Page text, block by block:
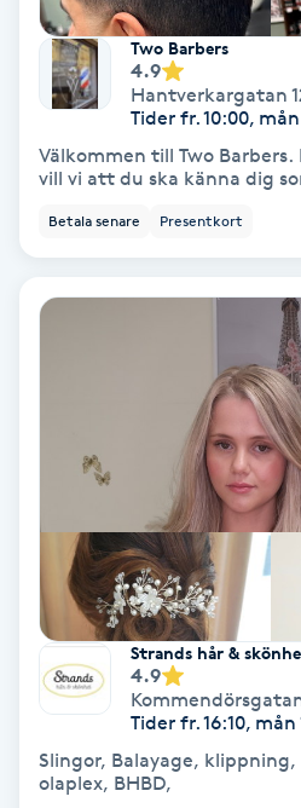
Läpptatuering
Makeup
Massage
Medicinsk massage
Medium
Megavolymfransar
Melasma
Mesoterapi
Two Barbers
4.9
Hantverkargatan
Tider fr. 10:00,
Välkommen till Two
vill vi att du ska känna dig
Betala senare Presentkort
Strands hår &
4.9
Tider fr. 16:10, mån
Slingor, Balayage,
olaplex, BHBD,